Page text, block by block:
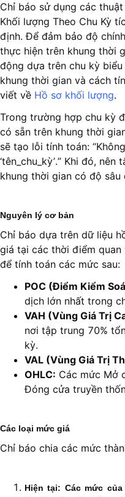
Chỉ báo sử dụng các
Khối lượng Theo Chu Kỳ
định. Để đảm bảo độ
thực hiện trên khung thời
động dựa trên chu kỳ
khung thời gian và cách
viết về Hồ sơ khối lượng.
Trong trường hợp chu kỳ
có sẵn trên khung thời
sẽ tạo lỗi tính toán:
‘tên_chu_kỳ’.” Khi đó,
khung thời gian có độ sâu
Nguyên lý cơ bản
Chỉ báo dựa trên dữ liệu
giá tại các thời điểm
để tính toán các mức sau:
POC (Điểm Kiểm
dịch lớn nhất trong
VAH (Vùng Giá Trị
nơi tập trung 70%
kỳ.
VAL (Vùng Giá Trị
OHLC: Các mức Mở
Đóng cửa truyền
Các loại mức giá
Chỉ báo chia các mức
Hiện tại: Các mức